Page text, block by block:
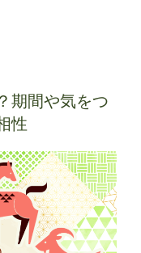
期間や気をつ
性